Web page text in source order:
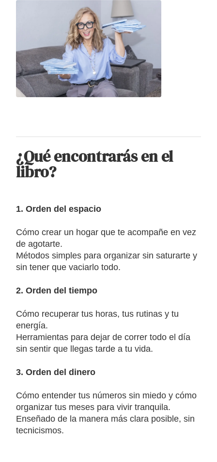
¿Qué encontrarás en el
libro?
1. Orden del espacio
Cómo crear un hogar que te acompañe en vez
de agotarte.
Métodos simples para organizar sin saturarte y
sin tener que vaciarlo todo.
2. Orden del tiempo
Cómo recuperar tus horas, tus rutinas y tu
energía.
Herramientas para dejar de correr todo el día
sin sentir que llegas tarde a tu vida.
3. Orden del dinero
Cómo entender tus números sin miedo y cómo
organizar tus meses para vivir tranquila.
Enseñado de la manera más clara posible, sin
tecnicismos.